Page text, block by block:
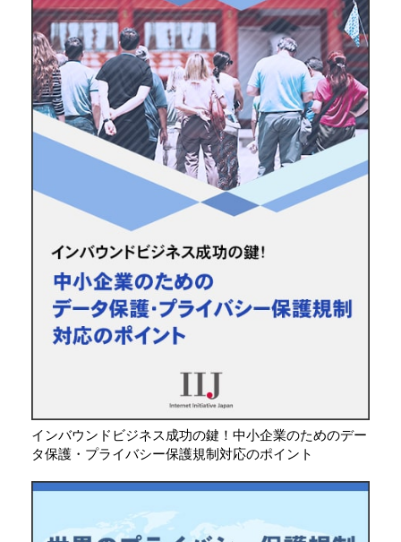
インバウンドビジネス成功の鍵！中小企業のためのデー
タ保護・プライバシー保護規制対応のポイント